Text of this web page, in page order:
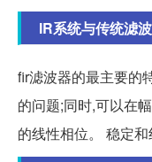
IR系统与传统滤
fir滤波器的最主要的
的问题;同时,可以在
的线性相位。 稳定和